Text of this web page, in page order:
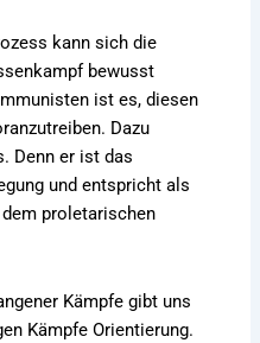
kann sich die
bewusst
ist es, diesen
Dazu
Denn er ist das
und entspricht als
proletarischen
Kämpfe gibt uns
Kämpfe Orientierung.